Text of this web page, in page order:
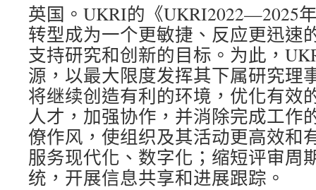
英国。UKRI的《UKRI2022—2025
转型成为一个更敏捷、反应更迅速
支持研究和创新的目标。为此，
源，以最大限度发挥其下属研究理
将继续创造有利的环境，优化有效
人才，加强协作，并消除完成工作
僚作风，使组织及其活动更高效和
服务现代化、数字化；缩短评审周
统，开展信息共享和进展跟踪。